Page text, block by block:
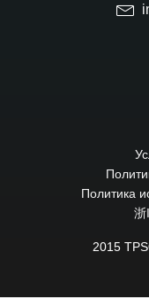
Политика
浙
2015